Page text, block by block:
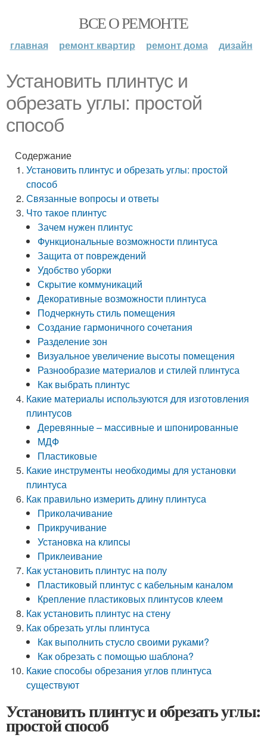
ВСЕ О РЕМОНТЕ
главная ремонт квартир ремонт дома дизайн
Установить плинтус и
обрезать углы: простой
способ
Содержание
Установить плинтус и обрезать углы: простой
способ
Связанные вопросы и ответы
Что такое плинтус
Зачем нужен плинтус
Функциональные возможности плинтуса
Защита от повреждений
Удобство уборки
Скрытие коммуникаций
Декоративные возможности плинтуса
Подчеркнуть стиль помещения
Создание гармоничного сочетания
Разделение зон
Визуальное увеличение высоты помещения
Разнообразие материалов и стилей плинтуса
Как выбрать плинтус
Какие материалы используются для изготовления
плинтусов
Деревянные – массивные и шпонированные
МДФ
Пластиковые
Какие инструменты необходимы для установки
плинтуса
Как правильно измерить длину плинтуса
Приколачивание
Прикручивание
Установка на клипсы
Приклеивание
Как установить плинтус на полу
Пластиковый плинтус с кабельным каналом
Крепление пластиковых плинтусов клеем
Как установить плинтус на стену
Как обрезать углы плинтуса
Как выполнить стусло своими руками?
Как обрезать с помощью шаблона?
Какие способы обрезания углов плинтуса
существуют
Установить плинтус и обрезать углы:
простой способ